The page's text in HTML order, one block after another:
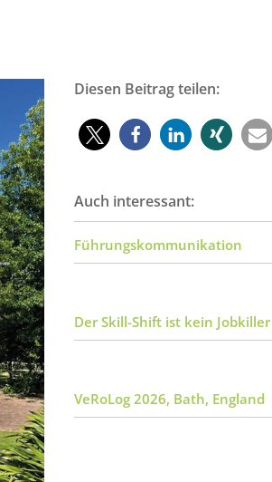
Diesen Beitrag teilen:
Auch interessant:
Führungskommunikation
Der Skill-Shift ist kein Jobkiller
VeRoLog 2026, Bath, England